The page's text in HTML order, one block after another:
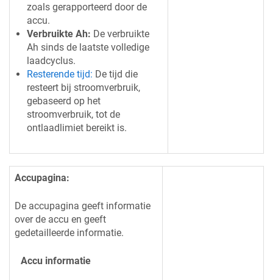
zoals gerapporteerd door de
accu.
Verbruikte Ah: De verbruikte
Ah sinds de laatste volledige
laadcyclus.
Resterende tijd: De tijd die
resteert bij stroomverbruik,
gebaseerd op het
stroomverbruik, tot de
ontlaadlimiet bereikt is.
Accupagina:
De accupagina geeft informatie
over de accu en geeft
gedetailleerde informatie.
Accu informatie